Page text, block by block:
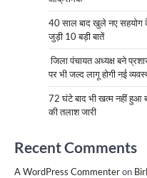
40 साल बाद खुले नए सहयोग के
जुड़ी 10 बड़ी बातें
जिला पंचायत अध्यक्ष बने
पर भी जल्द लागू होगी नई
72 घंटे बाद भी खत्म नहीं
की तलाश जारी
Recent Comments
A WordPress Commenteron